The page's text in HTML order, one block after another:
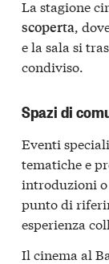
La stagione
scoperta,
e la sala si
condiviso.
Spazi di
Eventi
tematiche e
introduzioni
punto di
esperienza
Il cinema al